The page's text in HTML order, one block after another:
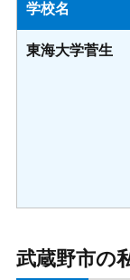
学校名
東海大学菅生
武蔵野市の